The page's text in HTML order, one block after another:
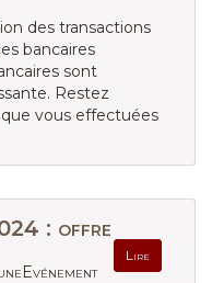
des transactions
bancaires
sont
Restez
vous effectuées
: offre
Lire